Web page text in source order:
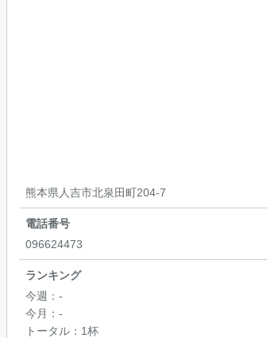
熊本県人吉市北泉田町204-7
電話番号
096624473
ランキング
今週： -
今月： -
トータル： 1杯